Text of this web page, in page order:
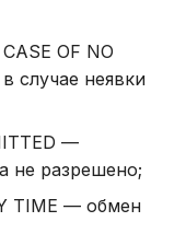
OF NO
случае неявки
—
не разрешено;
TIME — обмен